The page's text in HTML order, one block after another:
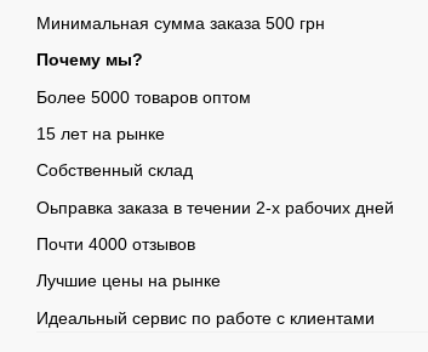
Минимальная сумма заказа 500 грн
Почему мы?
Более 5000 товаров оптом
15 лет на рынке
Собственный склад
Оьправка заказа в течении 2-х рабочих дней
Почти 4000 отзывов
Лучшие цены на рынке
Идеальный сервис по работе с клиентами